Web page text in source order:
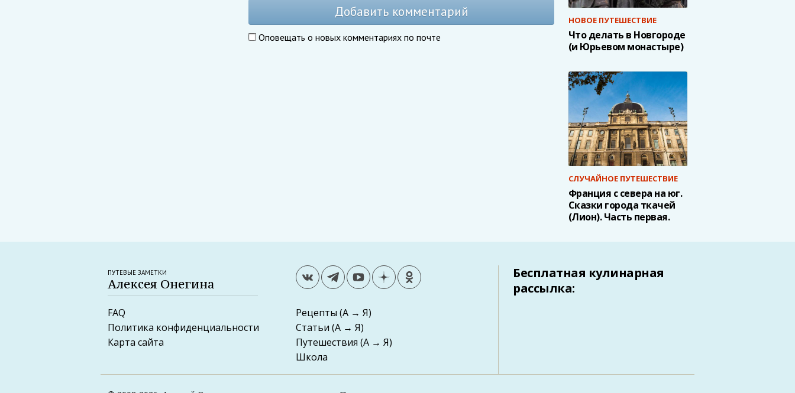
Добавить комментарий
Оповещать о новых комментариях по почте
НОВОЕ ПУТЕШЕСТВИЕ
Что делать в Новгороде
(и Юрьевом монастыре)
СЛУЧАЙНОЕ ПУТЕШЕСТВИЕ
Франция с севера на юг.
Сказки города ткачей
(Лион). Часть первая.
ПУТЕВЫЕ ЗАМЕТКИ
Алексея Онегина
FAQ
Политика конфиденциальности
Карта сайта
Рецепты (А → Я)
Статьи (А → Я)
Путешествия (А → Я)
Школа
Бесплатная кулинарная
рассылка: